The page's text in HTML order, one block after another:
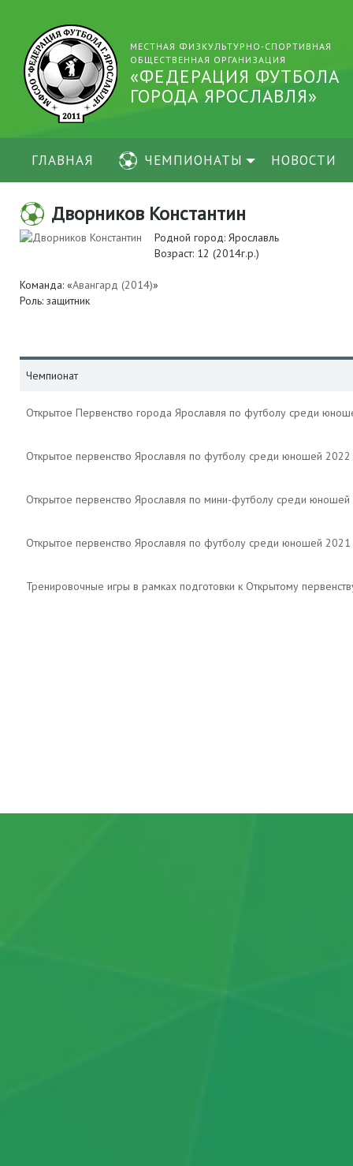
МЕСТНАЯ ФИЗКУЛЬТУРНО-СПОРТИВНАЯ
ОБЩЕСТВЕННАЯ ОРГАНИЗАЦИЯ
«ФЕДЕРАЦИЯ ФУТБОЛА
ГОРОДА ЯРОСЛАВЛЯ»
ГЛАВНАЯ ЧЕМПИОНАТЫ НОВОСТИ
Дворников Константин
Родной город: Ярославль
Возраст: 12 (2014г.р.)
Команда: «Авангард (2014)»
Роль: защитник
Чемпионат
Открытое Первенство города Ярославля по футболу среди
Открытое первенство Ярославля по футболу среди юношей 2022
Открытое первенство Ярославля по мини-футболу среди
Открытое первенство Ярославля по футболу среди юношей 2021
Тренировочные игры в рамках подготовки к Открытому